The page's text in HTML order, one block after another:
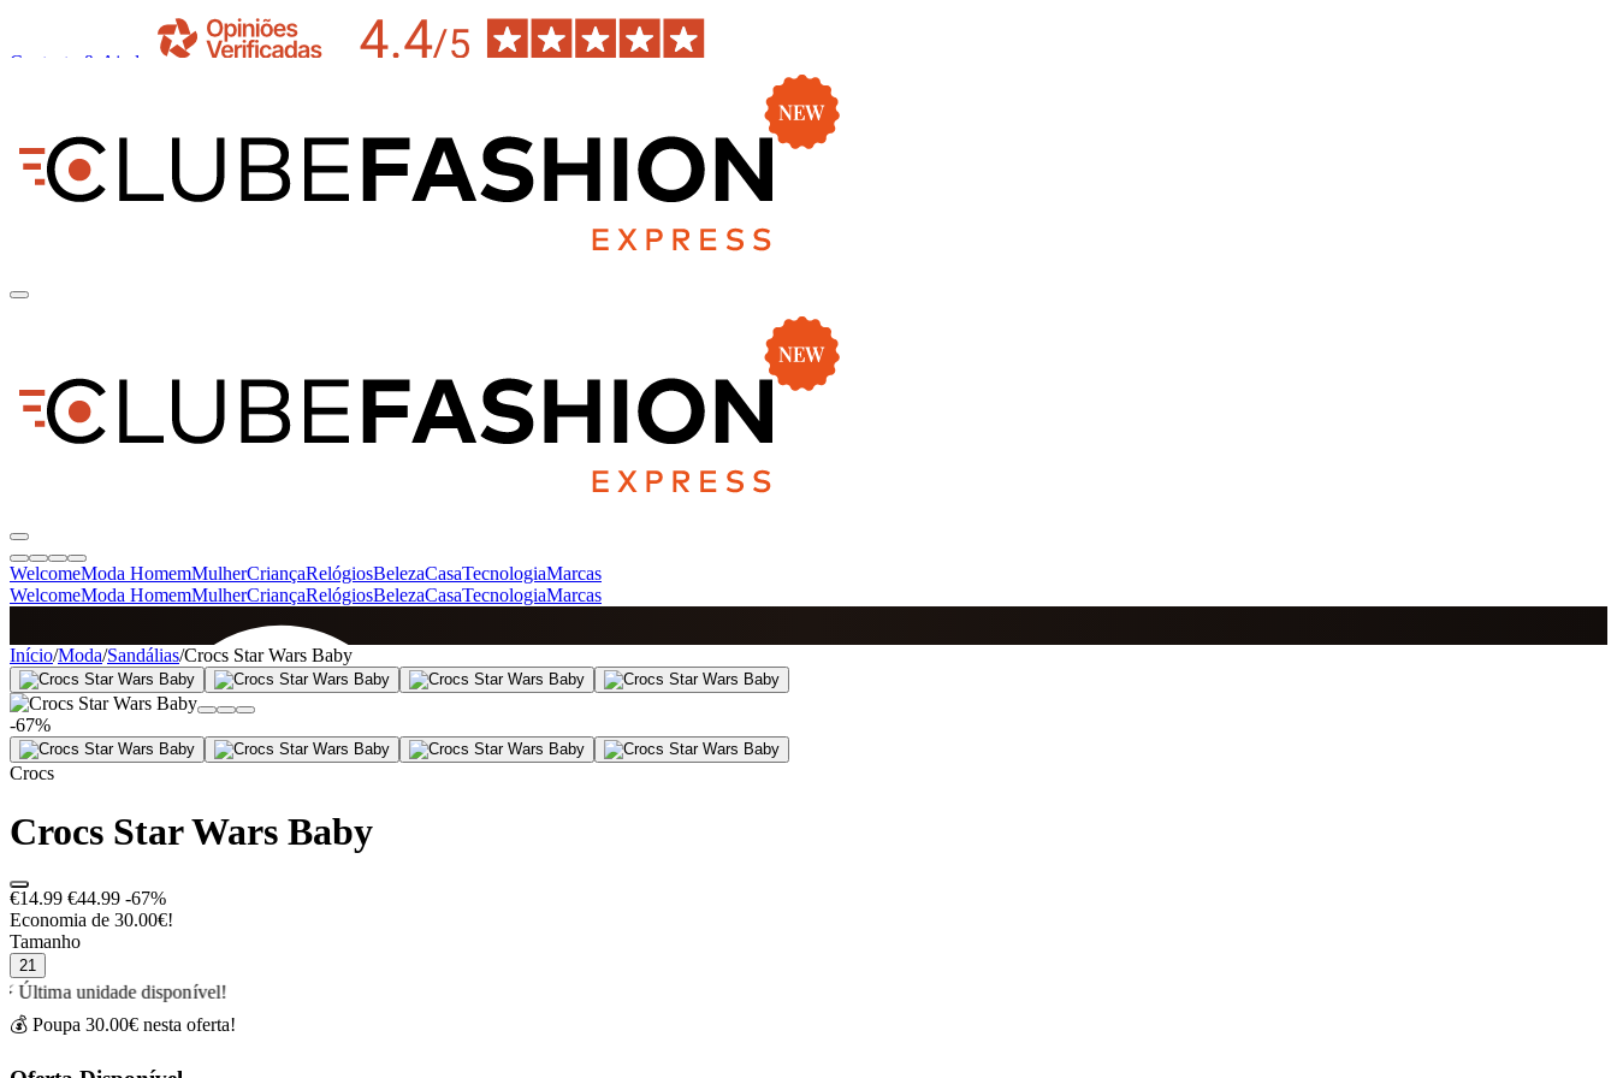
Contacto & Ajuda
WelcomeModa HomemMulherCriançaRelógiosBelezaCasaTecnologiaMarcas
WelcomeModa HomemMulherCriançaRelógiosBelezaCasaTecnologiaMarcas
SINCE 2005
+de 36.000 reviews
Início/Moda/Sandálias/Crocs Star Wars Baby
-67%
Crocs
Crocs Star Wars Baby
€14.99 €44.99 -67%
Economia de 30.00€!
Tamanho
21
⚡ Última unidade disponível!
💰 Poupa 30.00€ nesta oferta!